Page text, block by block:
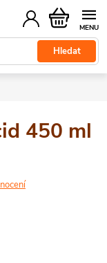
Hledat
Nákupní
košík
450 ml